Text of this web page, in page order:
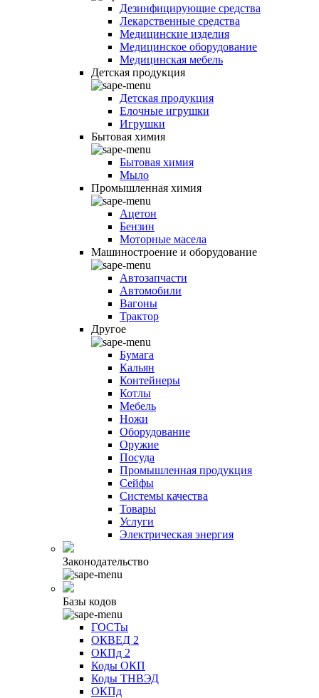
Дезинфицирующие средства
Лекарственные средства
Медицинские изделия
Медицинское оборудование
Медицинская мебель
Детская продукция
Детская продукция
Елочные игрушки
Игрушки
Бытовая химия
Бытовая химия
Мыло
Промышленная химия
Ацетон
Бензин
Моторные масела
Машиностроение и оборудование
Автозапчасти
Автомобили
Вагоны
Трактор
Другое
Бумага
Кальян
Контейнеры
Котлы
Мебель
Ножи
Оборудование
Оружие
Посуда
Промышленная продукция
Сейфы
Системы качества
Товары
Услуги
Электрическая энергия
Законодательство
Базы кодов
ГОСТы
ОКВЕД 2
ОКПд 2
Коды ОКП
Коды ТНВЭД
ОКПд